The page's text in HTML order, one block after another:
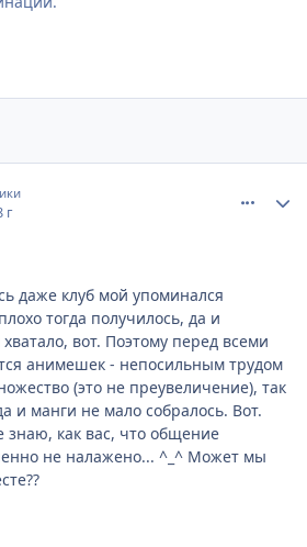
г
даже клуб мой упоминался
тогда получилось, да и
вот. Поэтому перед всеми
анимешек - непосильным трудом
(это не преувеличение), так
и манги не мало собралось. Вот.
знаю, как вас, что общение
не налажено... ^_^ Может мы